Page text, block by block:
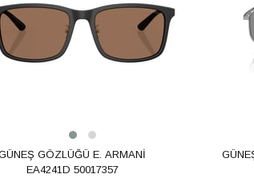
GÖZLÜĞÜ E. ARMANİ
EA4241D 50017357